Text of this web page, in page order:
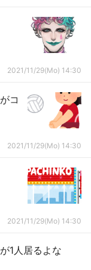
2021/11/29(Mo) 14:30
コ
2021/11/29(Mo) 14:30
2021/11/29(Mo) 14:30
1人居るよな